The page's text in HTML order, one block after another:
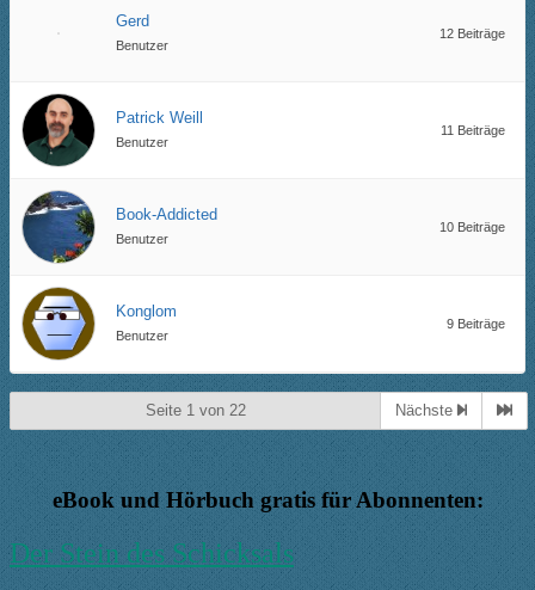
Gerd
Benutzer
12 Beiträge
Patrick Weill
Benutzer
11 Beiträge
Book-Addicted
Benutzer
10 Beiträge
Konglom
Benutzer
9 Beiträge
Seite 1 von 22 Nächste
eBook und Hörbuch gratis für Abonnenten:
Der Stein des Schicksals